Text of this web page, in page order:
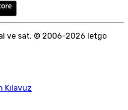
ve sat. © 2006-2026 letgo
Kılavuz